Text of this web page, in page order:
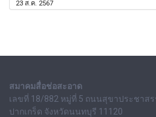
23 ส.ค. 2567
สมาคมสื่อช่อสะอาด
เลขที่ 18/882 หมู่ที่ 5 ถนนสุขาประชาสร
ปากเกร็ด จังหวัดนนทบุรี 11120